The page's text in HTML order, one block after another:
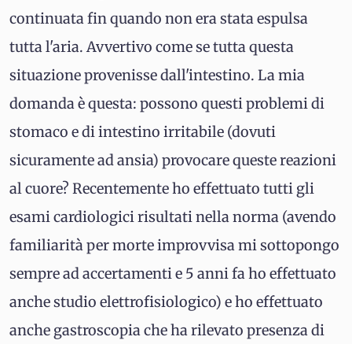
continuata fin quando non era stata espulsa
tutta l'aria. Avvertivo come se tutta questa
situazione provenisse dall'intestino. La mia
domanda è questa: possono questi problemi di
stomaco e di intestino irritabile (dovuti
sicuramente ad ansia) provocare queste reazioni
al cuore? Recentemente ho effettuato tutti gli
esami cardiologici risultati nella norma (avendo
familiarità per morte improvvisa mi sottopongo
sempre ad accertamenti e 5 anni fa ho effettuato
anche studio elettrofisiologico) e ho effettuato
anche gastroscopia che ha rilevato presenza di